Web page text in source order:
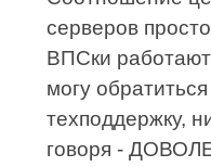
серверов
ВПСки
могу
техподдержку,
говоря -